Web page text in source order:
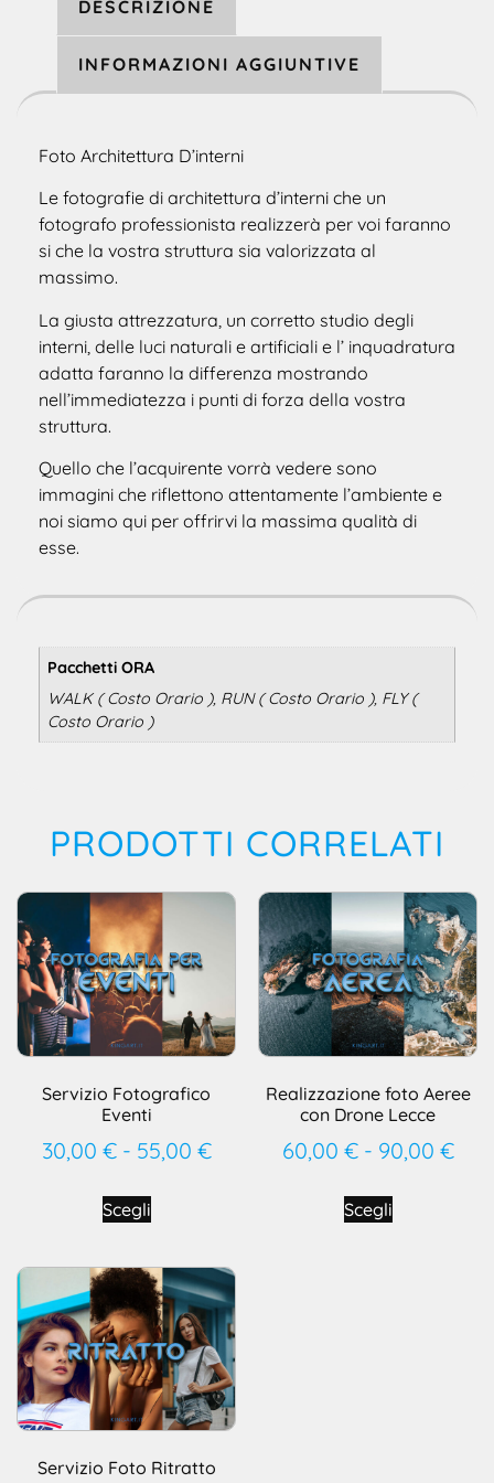
DESCRIZIONE
INFORMAZIONI AGGIUNTIVE
Foto Architettura D’interni
Le fotografie di architettura d’interni che un
fotografo professionista realizzerà per voi faranno
si che la vostra struttura sia valorizzata al
massimo.
La giusta attrezzatura, un corretto studio degli
interni, delle luci naturali e artificiali e l’ inquadratura
adatta faranno la differenza mostrando
nell’immediatezza i punti di forza della vostra
struttura.
Quello che l’acquirente vorrà vedere sono
immagini che riflettono attentamente l’ambiente e
noi siamo qui per offrirvi la massima qualità di
esse.
Pacchetti ORA
WALK ( Costo Orario ), RUN ( Costo Orario ), FLY (
Costo Orario )
PRODOTTI CORRELATI
Servizio Fotografico
Eventi
30,00 € - 55,00 €
Scegli
Realizzazione foto Aeree
con Drone Lecce
60,00 € - 90,00 €
Scegli
Servizio Foto Ritratto